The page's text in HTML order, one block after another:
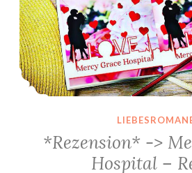
*Rezension* ->
Hospital –